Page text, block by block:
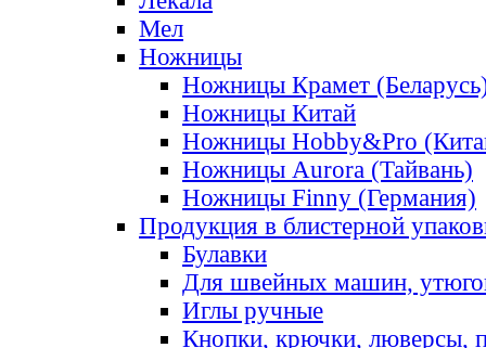
Мел
Ножницы
Ножницы Крамет
Ножницы Китай
Ножницы Hobby&Pro
Ножницы Aurora (Тайвань)
Ножницы Finny (Германия)
Продукция в блистерной
Булавки
Для швейных машин,
Иглы ручные
Кнопки, крючки, люверсы,